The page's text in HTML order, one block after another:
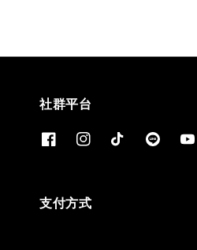
社群平台
支付方式